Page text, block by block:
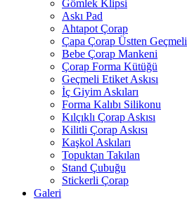
Gömlek Klipsi
Askı Pad
Ahtapot Çorap
Çapa Çorap Üstten Geçmeli
Bebe Çorap Mankeni
Çorap Forma Kütüğü
Geçmeli Etiket Askısı
İç Giyim Askıları
Forma Kalıbı Silikonu
Kılçıklı Çorap Askısı
Kilitli Çorap Askısı
Kaşkol Askıları
Topuktan Takılan
Stand Çubuğu
Stickerli Çorap
Galeri